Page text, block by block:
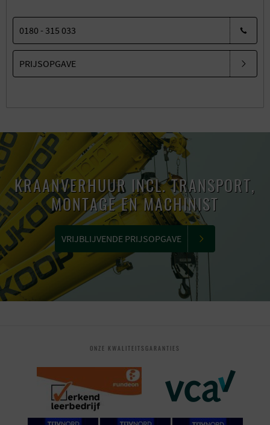
0180 - 315 033
PRIJSOPGAVE
KRAANVERHUUR INCL. TRANSPORT,
MONTAGE EN MACHINIST
VRIJBLIJVENDE PRIJSOPGAVE
ONZE KWALITEITSGARANTIES